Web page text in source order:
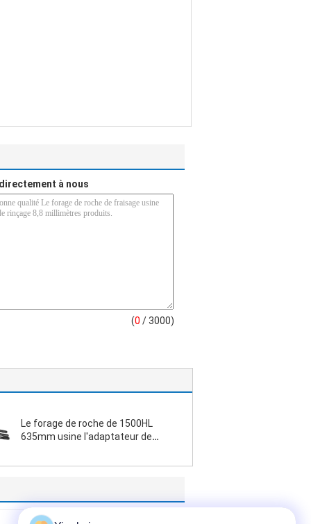
à nous
(0 / 3000)
Le forage de roche de 1500HL
635mm usine l'adaptateur de